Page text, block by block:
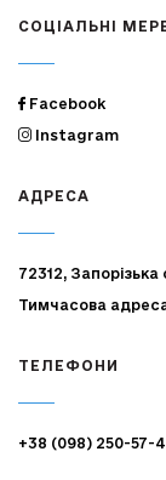
СОЦІАЛЬНІ
Facebook
Instagram
АДРЕСА
72312, Запорізька
Тимчасова
ТЕЛЕФОНИ
+38 (098) 250-57-